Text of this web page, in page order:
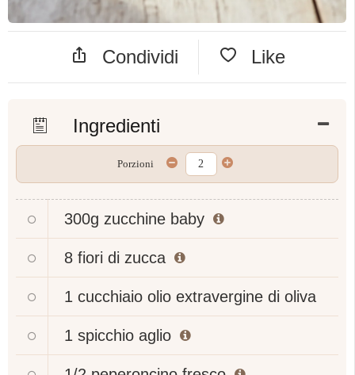
Condividi Like
Ingredienti
Porzioni
300g zucchine baby
8 fiori di zucca
1 cucchiaio olio extravergine di oliva
1 spicchio aglio